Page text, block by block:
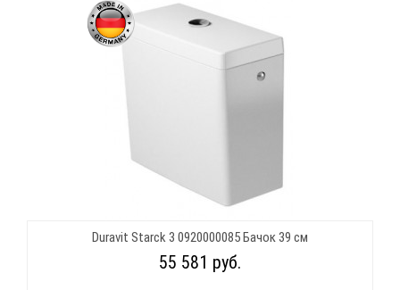
Duravit Starck 3 0920000085 Бачок 39 см
55 581 руб.